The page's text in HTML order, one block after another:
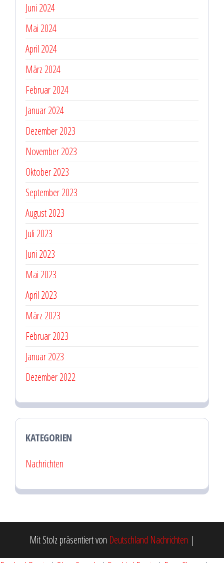
Juni 2024
Mai 2024
April 2024
März 2024
Februar 2024
Januar 2024
Dezember 2023
November 2023
Oktober 2023
September 2023
August 2023
Juli 2023
Juni 2023
Mai 2023
April 2023
März 2023
Februar 2023
Januar 2023
Dezember 2022
KATEGORIEN
Nachrichten
Mit Stolz präsentiert von Deutschland Nachrichten |